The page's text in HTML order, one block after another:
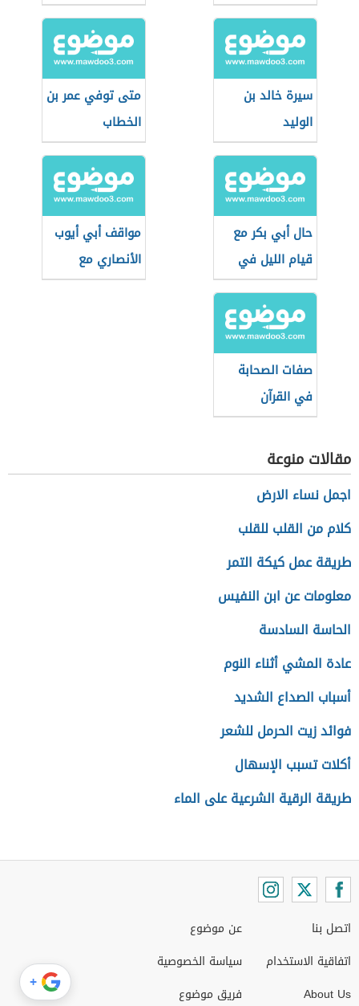
سيرة خالد بن
الوليد
متى توفي عمر بن
الخطاب
حال أبي بكر مع
قيام الليل في
رمضان
مواقف أبي أيوب
الأنصاري مع
الرسول الكريم
صفات الصحابة
في القرآن
مقالات منوعة
اجمل نساء الارض
كلام من القلب للقلب
طريقة عمل كيكة التمر
معلومات عن ابن النفيس
الحاسة السادسة
عادة المشي أثناء النوم
أسباب الصداع الشديد
فوائد زيت الحرمل للشعر
أكلات تسبب الإسهال
طريقة الرقية الشرعية على الماء
اتصل بنا
اتفاقية الاستخدام
About Us
عن موضوع
سياسة الخصوصية
فريق موضوع
+